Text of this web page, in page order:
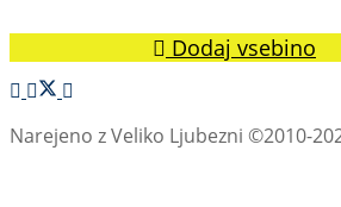
Dodaj vsebino
Narejeno z Veliko Ljubezni ©2010-